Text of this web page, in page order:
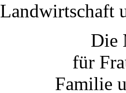
Landwirtschaft
Die
für
Familie